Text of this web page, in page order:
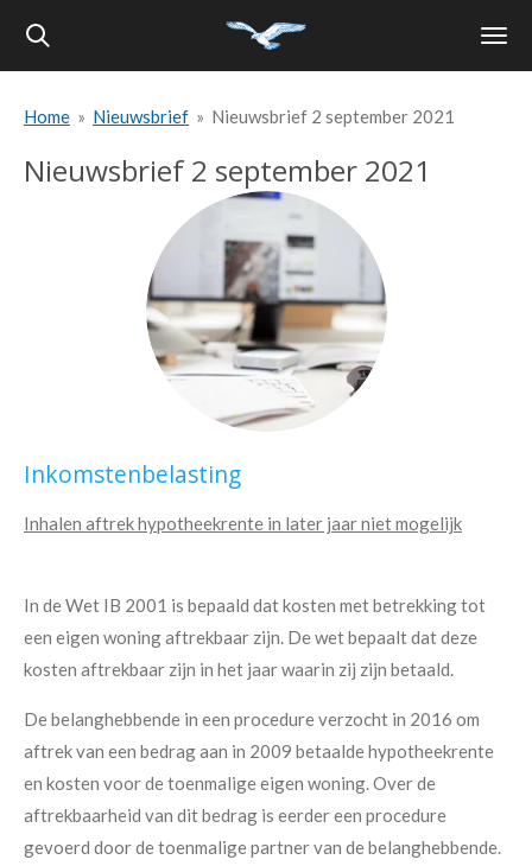
Ga
deHome » Nieuwsbrief » Nieuwsbrief 2 september 2021
Nieuwsbrief 2 september 2021
Inkomstenbelasting
Inhalen aftrek hypotheekrente in later jaar niet mogelijk
In de Wet IB 2001 is bepaald dat kosten met betrekking tot
een eigen woning aftrekbaar zijn. De wet bepaalt dat deze
kosten aftrekbaar zijn in het jaar waarin zij zijn betaald.
De belanghebbende in een procedure verzocht in 2016 om
aftrek van een bedrag aan in 2009 betaalde hypotheekrente
en kosten voor de toenmalige eigen woning. Over de
aftrekbaarheid van dit bedrag is eerder een procedure
gevoerd door de toenmalige partner van de belanghebbende.